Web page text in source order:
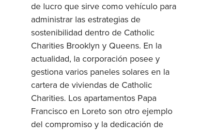
de lucro que sirve como vehículo para
administrar las estrategias de
sostenibilidad dentro de Catholic
Charities Brooklyn y Queens. En la
actualidad, la corporación posee y
gestiona varios paneles solares en la
cartera de viviendas de Catholic
Charities. Los apartamentos Papa
Francisco en Loreto son otro ejemplo
del compromiso y la dedicación de